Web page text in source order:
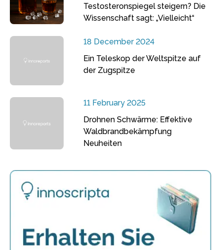
Testosteronspiegel steigern? Die
Wissenschaft sagt: „Vielleicht“
18 December 2024
Ein Teleskop der Weltspitze auf
der Zugspitze
11 February 2025
Drohnen Schwärme: Effektive
Waldbrandbekämpfung
Neuheiten